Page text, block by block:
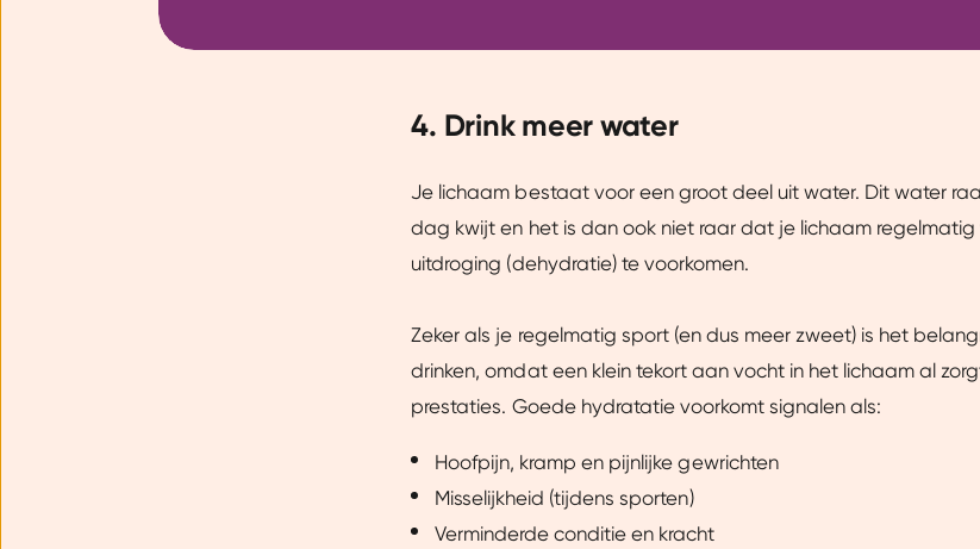
4. Drink meer water
Je lichaam bestaat voor een groot deel uit water. Dit water
dag kwijt en het is dan ook niet raar dat je lichaam
uitdroging (dehydratie) te voorkomen.
Zeker als je regelmatig sport (en dus meer zweet) is het
drinken, omdat een klein tekort aan vocht in het lichaam al
prestaties. Goede hydratatie voorkomt signalen als:
Hoofpijn, kramp en pijnlijke gewrichten
Misselijkheid (tijdens sporten)
Verminderde conditie en kracht